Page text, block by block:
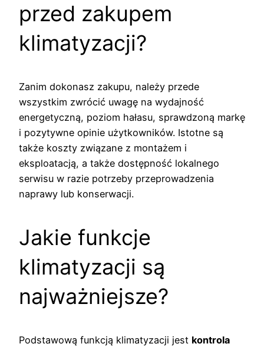
przed zakupem
klimatyzacji?
Zanim dokonasz zakupu, należy przede
wszystkim zwrócić uwagę na wydajność
energetyczną, poziom hałasu, sprawdzoną markę
i pozytywne opinie użytkowników. Istotne są
także koszty związane z montażem i
eksploatacją, a także dostępność lokalnego
serwisu w razie potrzeby przeprowadzenia
naprawy lub konserwacji.
Jakie funkcje
klimatyzacji są
najważniejsze?
Podstawową funkcją klimatyzacji jest kontrola